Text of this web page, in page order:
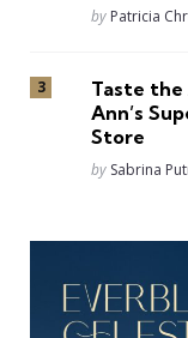
Posted
by Patricia
Taste
Ann’s
Store
Posted
by Sabrina